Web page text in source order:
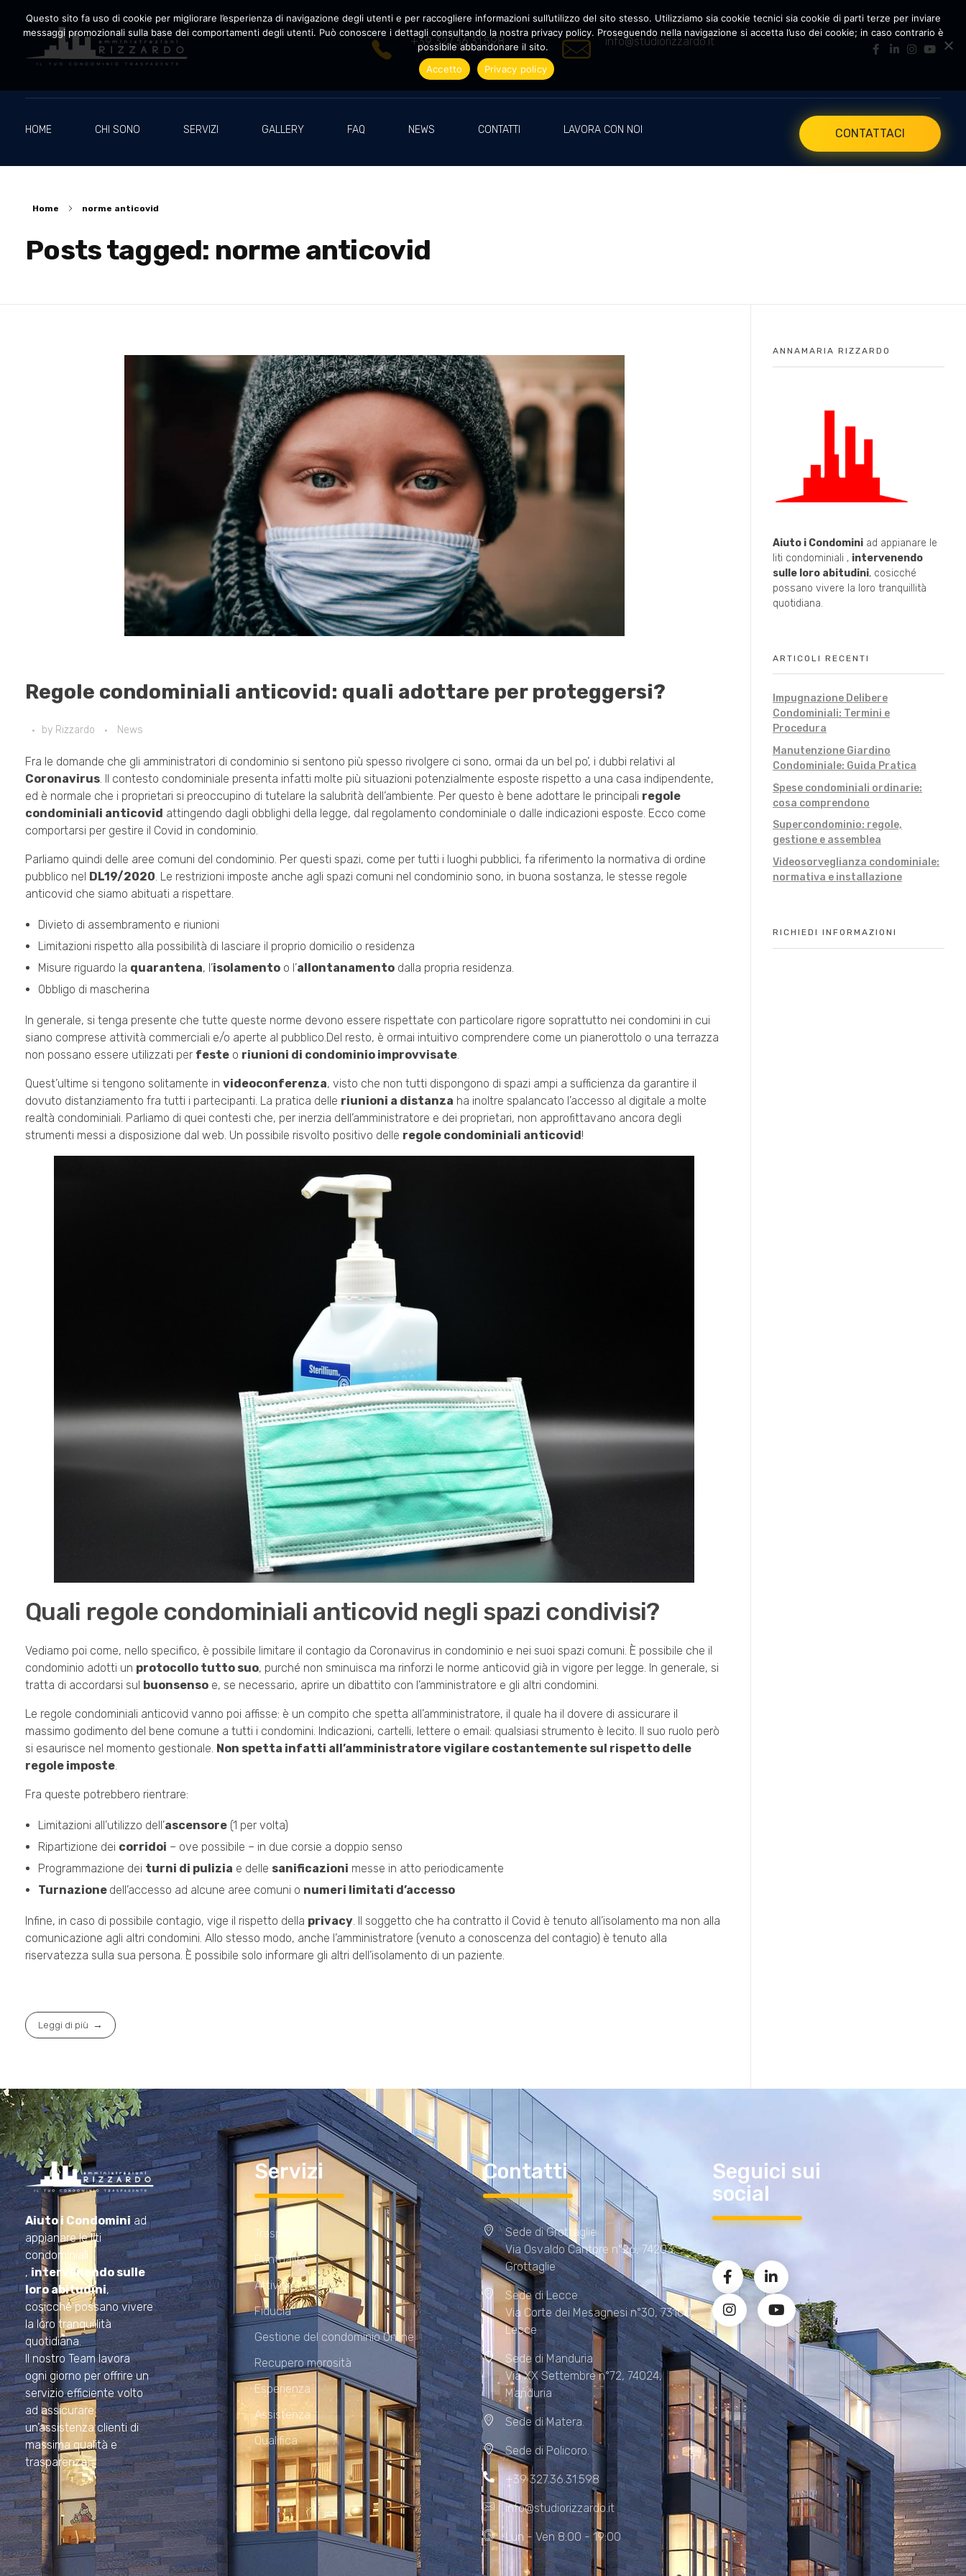
+39 327.36.31.598 info@studiorizzardo.it
HOME CHI SONO SERVIZI GALLERY FAQ NEWS CONTATTI LAVORA CON NOI CONTATTACI
Home norme anticovid
Posts tagged: norme anticovid
Regole condominiali anticovid: quali adottare per proteggersi?
by Rizzardo News
Fra le domande che gli amministratori di condominio si sentono più spesso rivolgere ci sono, ormai da un bel po’, i dubbi relativi al
Coronavirus. Il contesto condominiale presenta infatti molte più situazioni potenzialmente esposte rispetto a una casa indipendente,
ed è normale che i proprietari si preoccupino di tutelare la salubrità dell’ambiente. Per questo è bene adottare le principali regole
condominiali anticovid attingendo dagli obblighi della legge, dal regolamento condominiale o dalle indicazioni esposte. Ecco come
comportarsi per gestire il Covid in condominio.
Parliamo quindi delle aree comuni del condominio. Per questi spazi, come per tutti i luoghi pubblici, fa riferimento la normativa di ordine
pubblico nel DL19/2020. Le restrizioni imposte anche agli spazi comuni nel condominio sono, in buona sostanza, le stesse regole
anticovid che siamo abituati a rispettare.
Divieto di assembramento e riunioni
Limitazioni rispetto alla possibilità di lasciare il proprio domicilio o residenza
Misure riguardo la quarantena, l’isolamentoo l’allontanamentodalla propria residenza.
Obbligo di mascherina
In generale, si tenga presente che tutte queste norme devono essere rispettate con particolare rigore soprattutto nei condomini in cui
siano comprese attività commerciali e/o aperte al pubblico.Del resto, è ormai intuitivo comprendere come un pianerottolo o una terrazza
non possano essere utilizzati per feste o riunioni di condominio improvvisate.
Quest’ultime si tengono solitamente in videoconferenza, visto che non tutti dispongono di spazi ampi a sufficienza da garantire il
dovuto distanziamento fra tutti i partecipanti. La pratica delle riunioni a distanza ha inoltre spalancato l’accesso al digitale a molte
realtà condominiali. Parliamo di quei contesti che, per inerzia dell’amministratore e dei proprietari, non approfittavano ancora degli
strumenti messi a disposizione dal web. Un possibile risvolto positivo delle regole condominiali anticovid !
Quali regole condominiali anticovid negli spazi condivisi?
Vediamo poi come, nello specifico, è possibile limitare il contagio da Coronavirus in condominio e nei suoi spazi comuni. È possibile che il
condominio adotti un protocollo tutto suo, purché non sminuisca ma rinforzi le norme anticovid già in vigore per legge. In generale, si
tratta di accordarsi sul buonsenso e, se necessario, aprire un dibattito con l’amministratore e gli altri condomini.
Le regole condominiali anticovid vanno poi affisse: è un compito che spetta all’amministratore, il quale ha il dovere di assicurare il
massimo godimento del bene comune a tutti i condomini. Indicazioni, cartelli, lettere o email: qualsiasi strumento è lecito. Il suo ruolo però
si esaurisce nel momento gestionale. Non spetta infatti all’amministratore vigilare costantemente sul rispetto delle
regole imposte.
Fra queste potrebbero rientrare:
Limitazioni all’utilizzo dell’ascensore(1 per volta)
Ripartizione dei corridoi – ove possibile – in due corsie a doppio senso
Programmazione dei turni di pulizia e delle sanificazioni messe in atto periodicamente
Turnazione dell’accesso ad alcune aree comuni o numeri limitati d’accesso
Infine, in caso di possibile contagio, vige il rispetto della privacy. Il soggetto che ha contratto il Covid è tenuto all’isolamento ma non alla
comunicazione agli altri condomini. Allo stesso modo, anche l’amministratore (venuto a conoscenza del contagio) è tenuto alla
riservatezza sulla sua persona. È possibile solo informare gli altri dell’isolamento di un paziente.
Leggi di più
ANNAMARIA RIZZARDO
Aiuto i Condomini ad appianare le
liti condominiali , intervenendo
sulle loro abitudini, cosicché
possano vivere la loro tranquillità
quotidiana.
ARTICOLI RECENTI
Impugnazione Delibere
Condominiali: Termini e
Procedura
Manutenzione Giardino
Condominiale: Guida Pratica
Spese condominiali ordinarie:
cosa comprendono
Supercondominio: regole,
gestione e assemblea
Videosorveglianza condominiale:
normativa e installazione
RICHIEDI INFORMAZIONI
Amministrazioni Rizzardo
Aiuto i Condominiad
appianare le liti
condominiali
, intervenendo sulle
loro abitudini,
cosicché possano vivere
la loro tranquillità
quotidiana.
Il nostro Team lavora
ogni giorno per offrire un
servizio efficiente volto
ad assicurare
un’assistenza clienti di
massima qualità e
trasparenza.
Servizi
Trasparenza
Puntualità
Attività
Fiducia
Gestione del condominio Online
Recupero morosità
Esperienza
Assistenza
Qualifica
Contatti
Sede di Grottaglie
Via Osvaldo Cantore n°26, 74203,
Grottaglie
Sede di Lecce
Via Corte dei Mesagnesi n°30, 73100,
Lecce
Sede di Manduria
Via XX Settembre n°72, 74024,
Manduria
Sede di Matera.
Sede di Policoro.
+39 327.36.31.598
info@studiorizzardo.it
Lun - Ven 8:00 - 19:00
Seguici sui
social
Questo sito fa uso di cookie per migliorare l’esperienza di navigazione degli utenti e per raccogliere informazioni sull’utilizzo del sito stesso. Utilizziamo sia cookie tecnici sia cookie di parti terze per inviare
messaggi promozionali sulla base dei comportamenti degli utenti. Può conoscere i dettagli consultando la nostra privacy policy. Proseguendo nella navigazione si accetta l’uso dei cookie; in caso contrario è
possibile abbandonare il sito.
Accetto
Privacy policy